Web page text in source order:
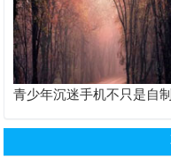
青少年沉迷手机不只是自